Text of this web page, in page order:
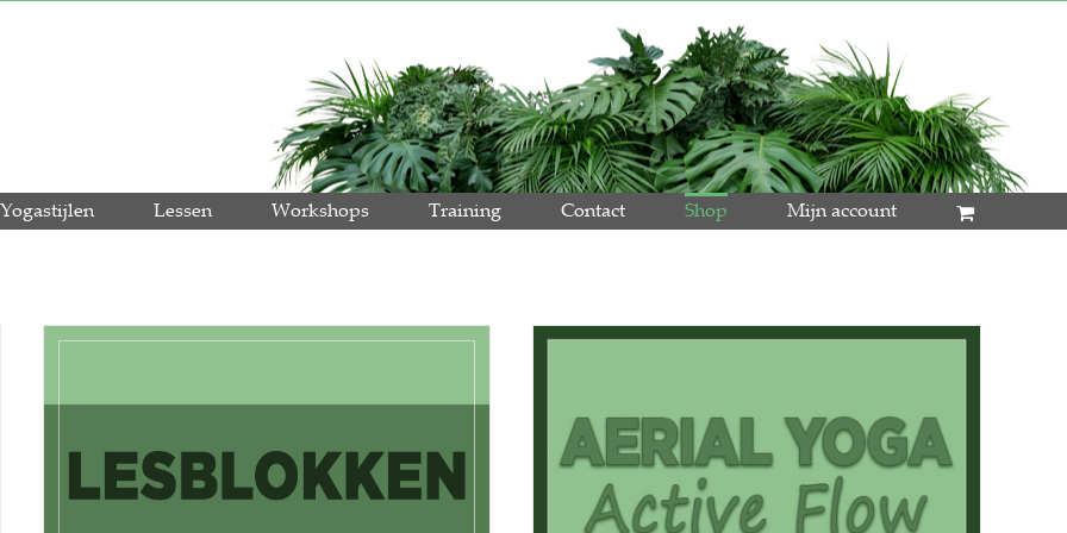
Yogastijlen Lessen Workshops Training Contact Shop Mijn account